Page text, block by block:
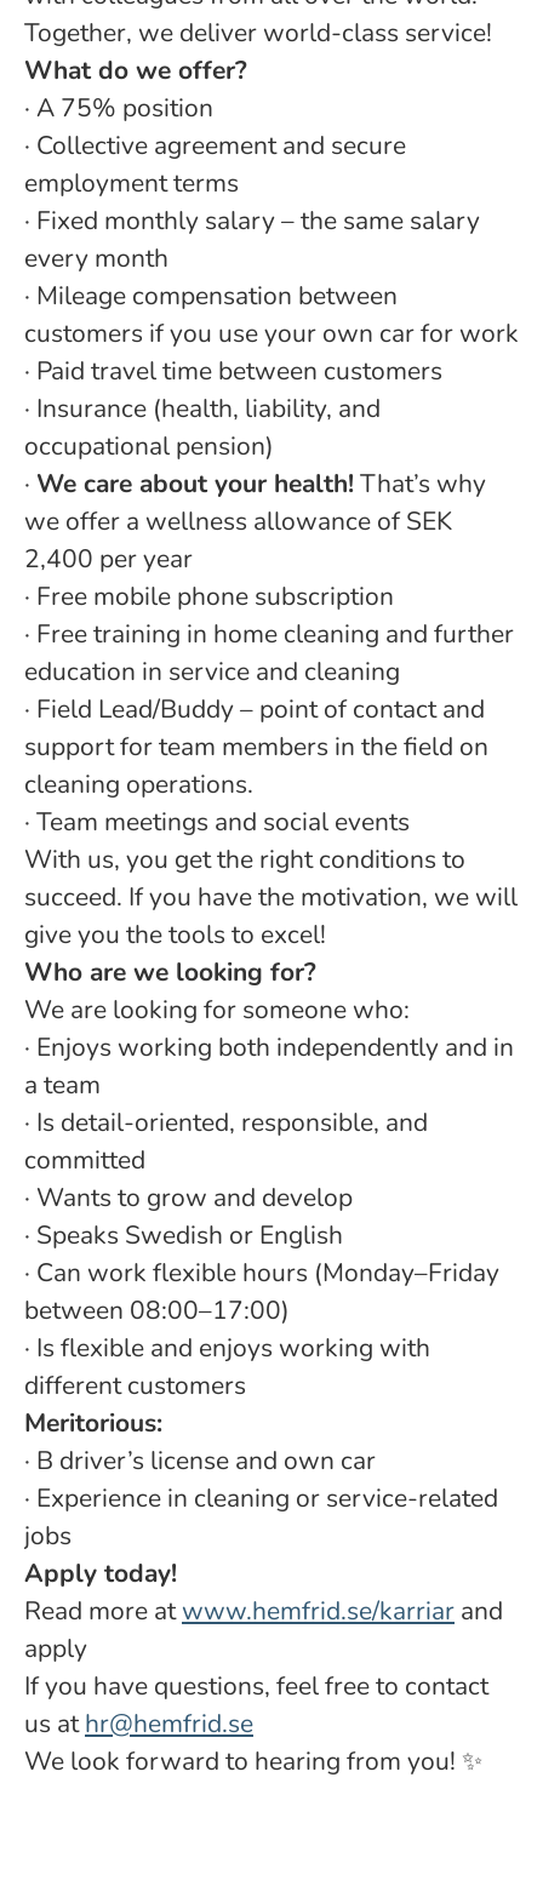
Together, we deliver world-class service!
What do we offer?
· A 75% position
· Collective agreement and secure
employment terms
· Fixed monthly salary – the same salary
every month
· Mileage compensation between
customers if you use your own car for work
· Paid travel time between customers
· Insurance (health, liability, and
occupational pension)
· We care about your health!That’s why
we offer a wellness allowance of SEK
2,400 per year
· Free mobile phone subscription
· Free training in home cleaning and further
education in service and cleaning
· Field Lead/Buddy – point of contact and
support for team members in the field on
cleaning operations.
· Team meetings and social events
With us, you get the right conditions to
succeed. If you have the motivation, we will
give you the tools to excel!
Who are we looking for?
We are looking for someone who:
· Enjoys working both independently and in
a team
· Is detail-oriented, responsible, and
committed
· Wants to grow and develop
· Speaks Swedish or English
· Can work flexible hours (Monday–Friday
between 08:00–17:00)
· Is flexible and enjoys working with
different customers
Meritorious:
· B driver’s license and own car
· Experience in cleaning or service-related
jobs
Apply today!
Read more atwww.hemfrid.se/karriar and
apply
If you have questions, feel free to contact
us athr@hemfrid.se
We look forward to hearing from you! ✨